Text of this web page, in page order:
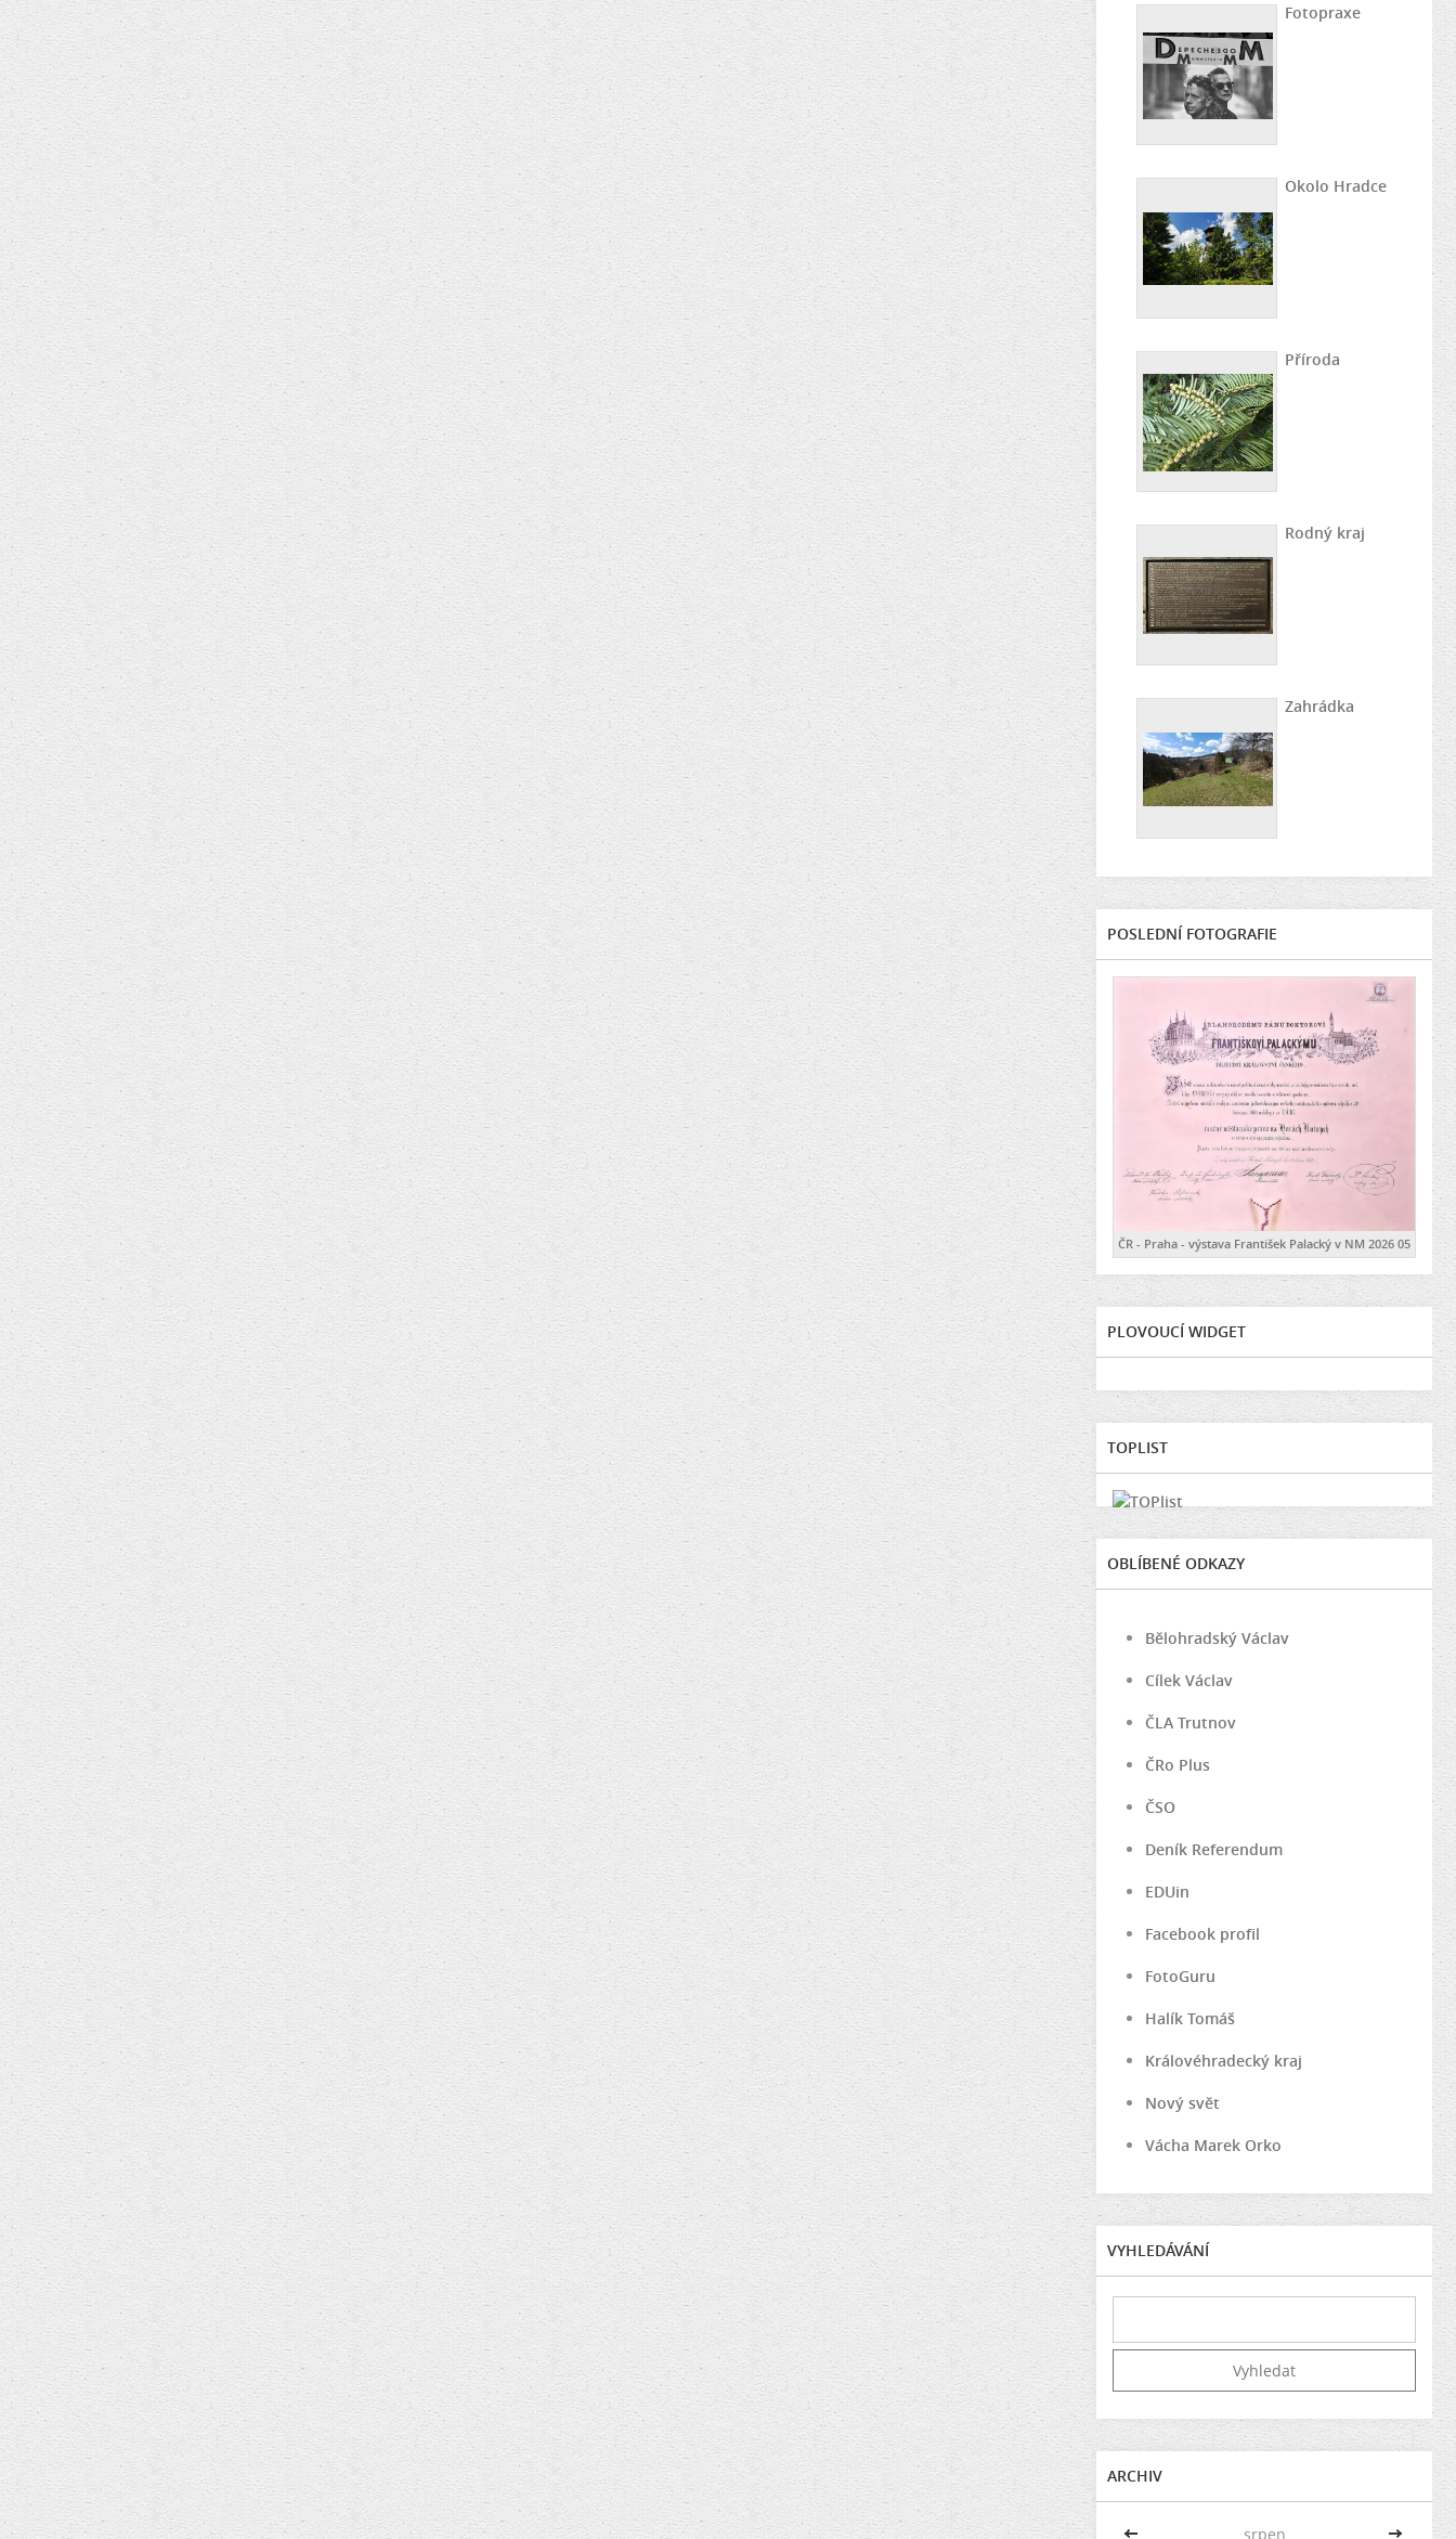
Fotopraxe
Okolo Hradce
Příroda
Rodný kraj
Zahrádka
POSLEDNÍ FOTOGRAFIE
ČR - Praha - výstava František Palacký v NM 2026 05
PLOVOUCÍ WIDGET
TOPLIST
OBLÍBENÉ ODKAZY
Bělohradský Václav
Cílek Václav
ČLA Trutnov
ČRo Plus
ČSO
Deník Referendum
EDUin
Facebook profil
FotoGuru
Halík Tomáš
Královéhradecký kraj
Nový svět
Vácha Marek Orko
VYHLEDÁVÁNÍ
ARCHIV
<< srpen >>